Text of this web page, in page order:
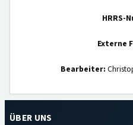
HRRS-
Externe
Bearbeiter:
ÜBER UNS